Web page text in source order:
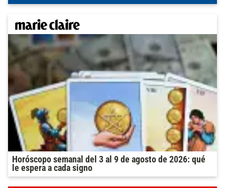
Horóscopo semanal del 3 al 9 de agosto de 2026: qué
le espera a cada signo